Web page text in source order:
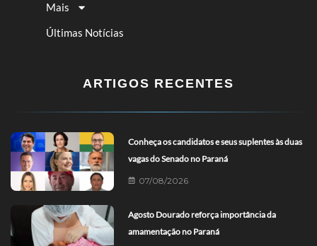
Mais
Últimas Notícias
ARTIGOS RECENTES
Conheça os candidatos e seus suplentes às duas
vagas do Senado no Paraná
07/08/2026
Agosto Dourado reforça importância da
amamentação no Paraná